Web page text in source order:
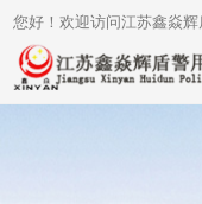
您好！欢迎访问江苏鑫焱